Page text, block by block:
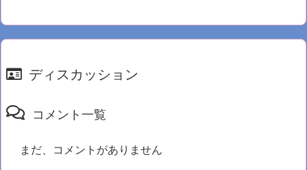
ディスカッション
コメント一覧
まだ、コメントがありません